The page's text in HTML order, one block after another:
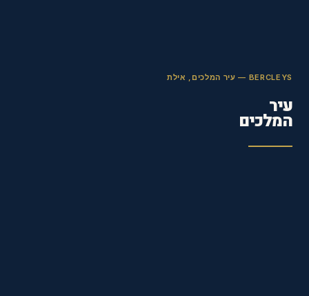
BERCLEYS — עיר המלכים, אילת
עיר
המלכים